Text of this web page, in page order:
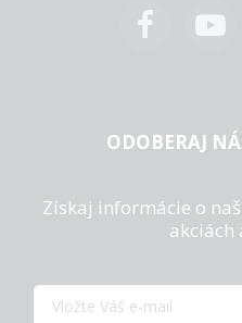
ODOBERAJ
Získaj informácie o
akciách